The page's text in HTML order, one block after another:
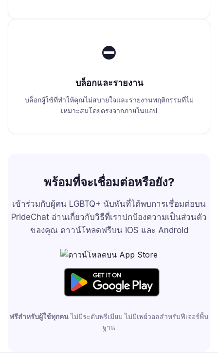
⛔
บล็อกและรายงาน
บล็อกผู้ใช้ที่ทำให้คุณไม่สบายใจและรายงานพฤติกรรมที่ไม่
เหมาะสมโดยตรงจากภายในแอป
พร้อมที่จะเชื่อมต่อหรือยัง?
เข้าร่วมกับผู้คน LGBTQ+ นับพันที่ได้พบการเชื่อมต่อบน
PrideChat อ่านเกี่ยวกับวิธีที่เราปกป้องความเป็นส่วนตัว
ของคุณ ดาวน์โหลดฟรีบน iOS และ Android
ฟรีสำหรับผู้ใช้ทุกคนไม่มีระดับพรีเมียม ไม่มีเพย์วอลสำหรับฟีเจอร์พื้น
ฐาน